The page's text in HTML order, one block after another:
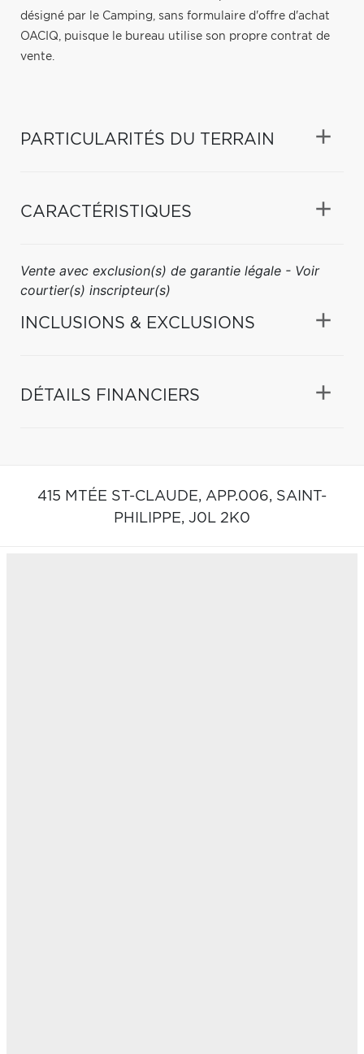
désigné par le Camping, sans formulaire d'offre d'achat
OACIQ, puisque le bureau utilise son propre contrat de
vente.
PARTICULARITÉS DU TERRAIN
CARACTÉRISTIQUES
Vente avec exclusion(s) de garantie légale - Voir
courtier(s) inscripteur(s)
INCLUSIONS & EXCLUSIONS
DÉTAILS FINANCIERS
415 MTÉE ST-CLAUDE, APP.006, SAINT-
PHILIPPE, J0L 2K0